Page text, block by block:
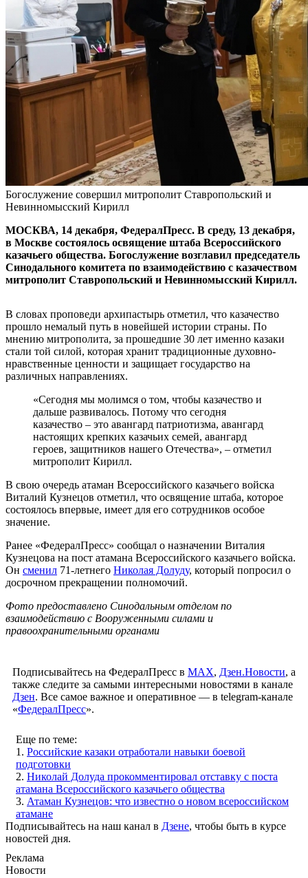
Богослужение совершил митрополит Ставропольский и
Невинномысский Кирилл
МОСКВА, 14 декабря, ФедералПресс. В среду, 13 декабря,
в Москве состоялось освящение штаба Всероссийского
казачьего общества. Богослужение возглавил председатель
Синодального комитета по взаимодействию с казачеством
митрополит Ставропольский и Невинномысский Кирилл.
В словах проповеди архипастырь отметил, что казачество
прошло немалый путь в новейшей истории страны. По
мнению митрополита, за прошедшие 30 лет именно казаки
стали той силой, которая хранит традиционные духовно-
нравственные ценности и защищает государство на
различных направлениях.
«Сегодня мы молимся о том, чтобы казачество и
дальше развивалось. Потому что сегодня
казачество – это авангард патриотизма, авангард
настоящих крепких казачьих семей, авангард
героев, защитников нашего Отечества», – отметил
митрополит Кирилл.
В свою очередь атаман Всероссийского казачьего войска
Виталий Кузнецов отметил, что освящение штаба, которое
состоялось впервые, имеет для его сотрудников особое
значение.
Ранее «ФедералПресс» сообщал о назначении Виталия
Кузнецова на пост атамана Всероссийского казачьего войска.
Он сменил 71-летнего Николая Долуду, который попросил о
досрочном прекращении полномочий.
Фото предоставлено Синодальным отделом по
взаимодействию с Вооруженными силами и
правоохранительными органами
Подписывайтесь на ФедералПресс в МАХ, Дзен.Новости, а
также следите за самыми интересными новостями в канале
Дзен. Все самое важное и оперативное — в telegram-канале
«ФедералПресс».
Еще по теме:
1. Российские казаки отработали навыки боевой
подготовки
2. Николай Долуда прокомментировал отставку с поста
атамана Всероссийского казачьего общества
3. Атаман Кузнецов: что известно о новом всероссийском
атамане
Подписывайтесь на наш канал в Дзене, чтобы быть в курсе
новостей дня.
Реклама
Новости